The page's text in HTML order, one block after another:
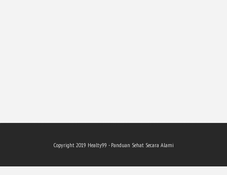
Copyright 2019 Healty99 - Panduan Sehat Secara Alami